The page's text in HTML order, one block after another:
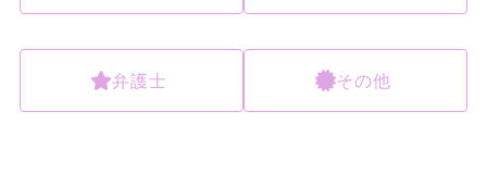
弁護士 その他